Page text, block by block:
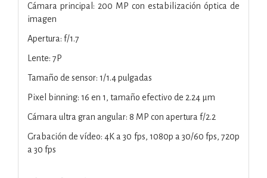
Cámara principal: 200 MP con estabilización óptica de
imagen
Apertura: f/1.7
Lente: 7P
Tamaño de sensor: 1/1.4 pulgadas
Pixel binning: 16 en 1, tamaño efectivo de 2.24 μm
Cámara ultra gran angular: 8 MP con apertura f/2.2
Grabación de vídeo: 4K a 30 fps, 1080p a 30/60 fps, 720p
a 30 fps